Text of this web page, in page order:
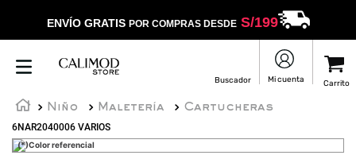
ENVÍO GRATIS POR COMPRAS DESDES/199
Niño Maletería
Cartucheras
6NAR2040006 VARIOS
(*)Color referencial